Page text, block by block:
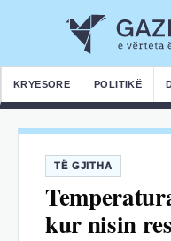
KRYESORE POLITIKË
TË GJITHA
kur nisin